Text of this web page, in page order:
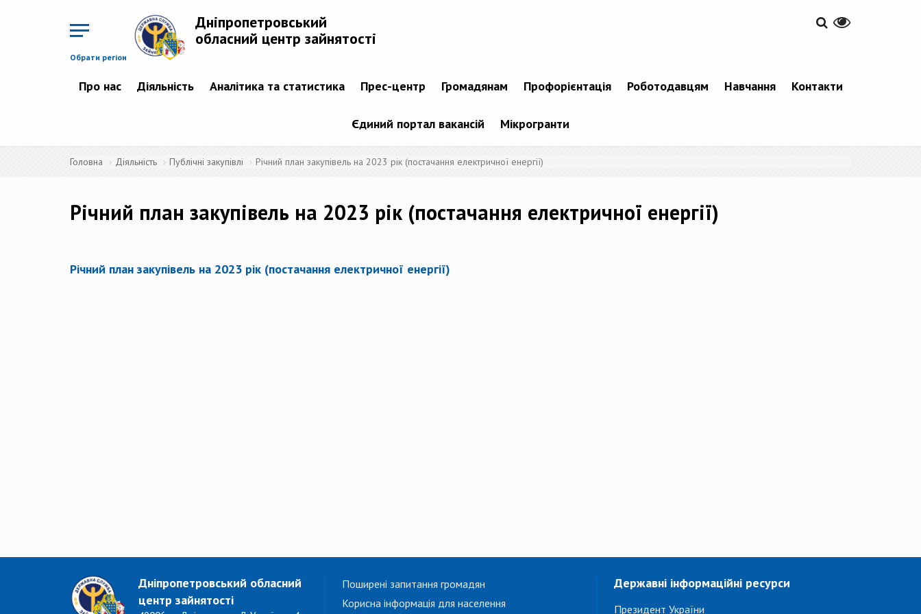
Обрати регіон
Дніпропетровський
обласний центр зайнятості
Про нас Діяльність Аналітика та статистика Прес-центр Громадянам Профорієнтація Роботодавцям Навчання Контакти
Єдиний портал вакансій Мікрогранти
Головна Діяльність Публічні закупівлі Річний план закупівель на 2023 рік (постачання електричної енергії)
Річний план закупівель на 2023 рік (постачання електричної енергії)
Річний план закупівель на 2023 рік (постачання електричної енергії)
Дніпропетровський обласний
центр зайнятості
Поширені запитання громадян
Корисна інформація для населення
Державні інформаційні ресурси
Президент України